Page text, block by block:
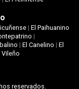
| El Paihuanino
|
|El Canelino |El
Vileño
reservados.